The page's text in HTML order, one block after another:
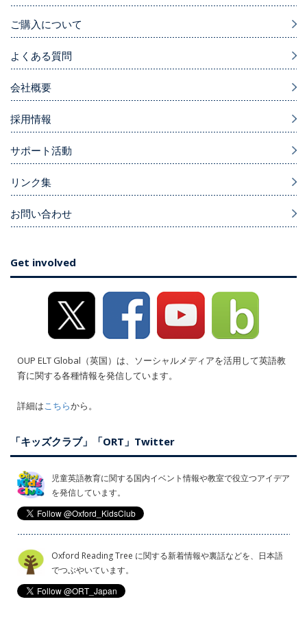
ご購入について
よくある質問
会社概要
採用情報
サポート活動
リンク集
お問い合わせ
Get involved
OUP ELT Global（英国）は、ソーシャルメディアを活用して英語教
育に関する各種情報を発信しています。
詳細はこちらから。
「キッズクラブ」「ORT」Twitter
児童英語教育に関する国内イベント情報や教室で役立つアイデア
を発信しています。
Oxford Reading Tree に関する新着情報や裏話などを、日本語
でつぶやいています。